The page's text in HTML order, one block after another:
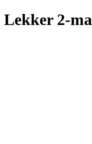
Lekker 2-